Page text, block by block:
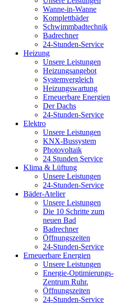
Wanne-in-Wanne
Komplettbäder
Schwimmbadtechnik
Badrechner
24-Stunden-Service
Heizung
Unsere Leistungen
Heizungsangebot
Systemvergleich
Heizungswartung
Erneuerbare Energien
Der Dachs
24-Stunden-Service
Elektro
Unsere Leistungen
KNX-Bussystem
Photovoltaik
24 Stunden Service
Klima & Lüftung
Unsere Leistungen
24-Stunden-Service
Bäder-Atelier
Unsere Leistungen
Die 10 Schritte zum
neuen Bad
Badrechner
Öffnungszeiten
24-Stunden-Service
Erneuerbare Energien
Unsere Leistungen
Energie-Optimierungs-
Zentrum Ruhr.
Öffnungszeiten
24-Stunden-Service